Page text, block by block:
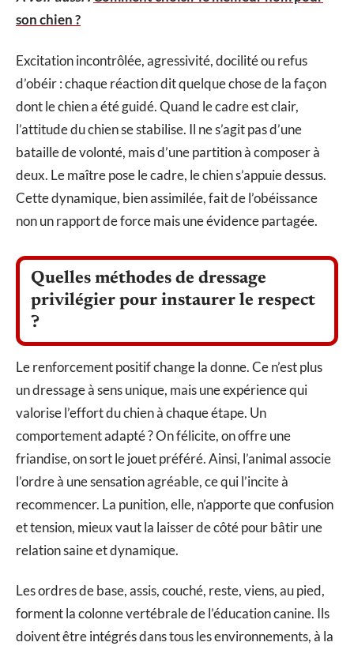
son chien ?
Excitation incontrôlée, agressivité, docilité ou refus
d’obéir : chaque réaction dit quelque chose de la façon
dont le chien a été guidé. Quand le cadre est clair,
l’attitude du chien se stabilise. Il ne s’agit pas d’une
bataille de volonté, mais d’une partition à composer à
deux. Le maître pose le cadre, le chien s’appuie dessus.
Cette dynamique, bien assimilée, fait de l’obéissance
non un rapport de force mais une évidence partagée.
Quelles méthodes de dressage
privilégier pour instaurer le respect
?
Le renforcement positif change la donne. Ce n’est plus
un dressage à sens unique, mais une expérience qui
valorise l’effort du chien à chaque étape. Un
comportement adapté ? On félicite, on offre une
friandise, on sort le jouet préféré. Ainsi, l’animal associe
l’ordre à une sensation agréable, ce qui l’incite à
recommencer. La punition, elle, n’apporte que confusion
et tension, mieux vaut la laisser de côté pour bâtir une
relation saine et dynamique.
Les ordres de base, assis, couché, reste, viens, au pied,
forment la colonne vertébrale de l’éducation canine. Ils
doivent être intégrés dans tous les environnements, à la